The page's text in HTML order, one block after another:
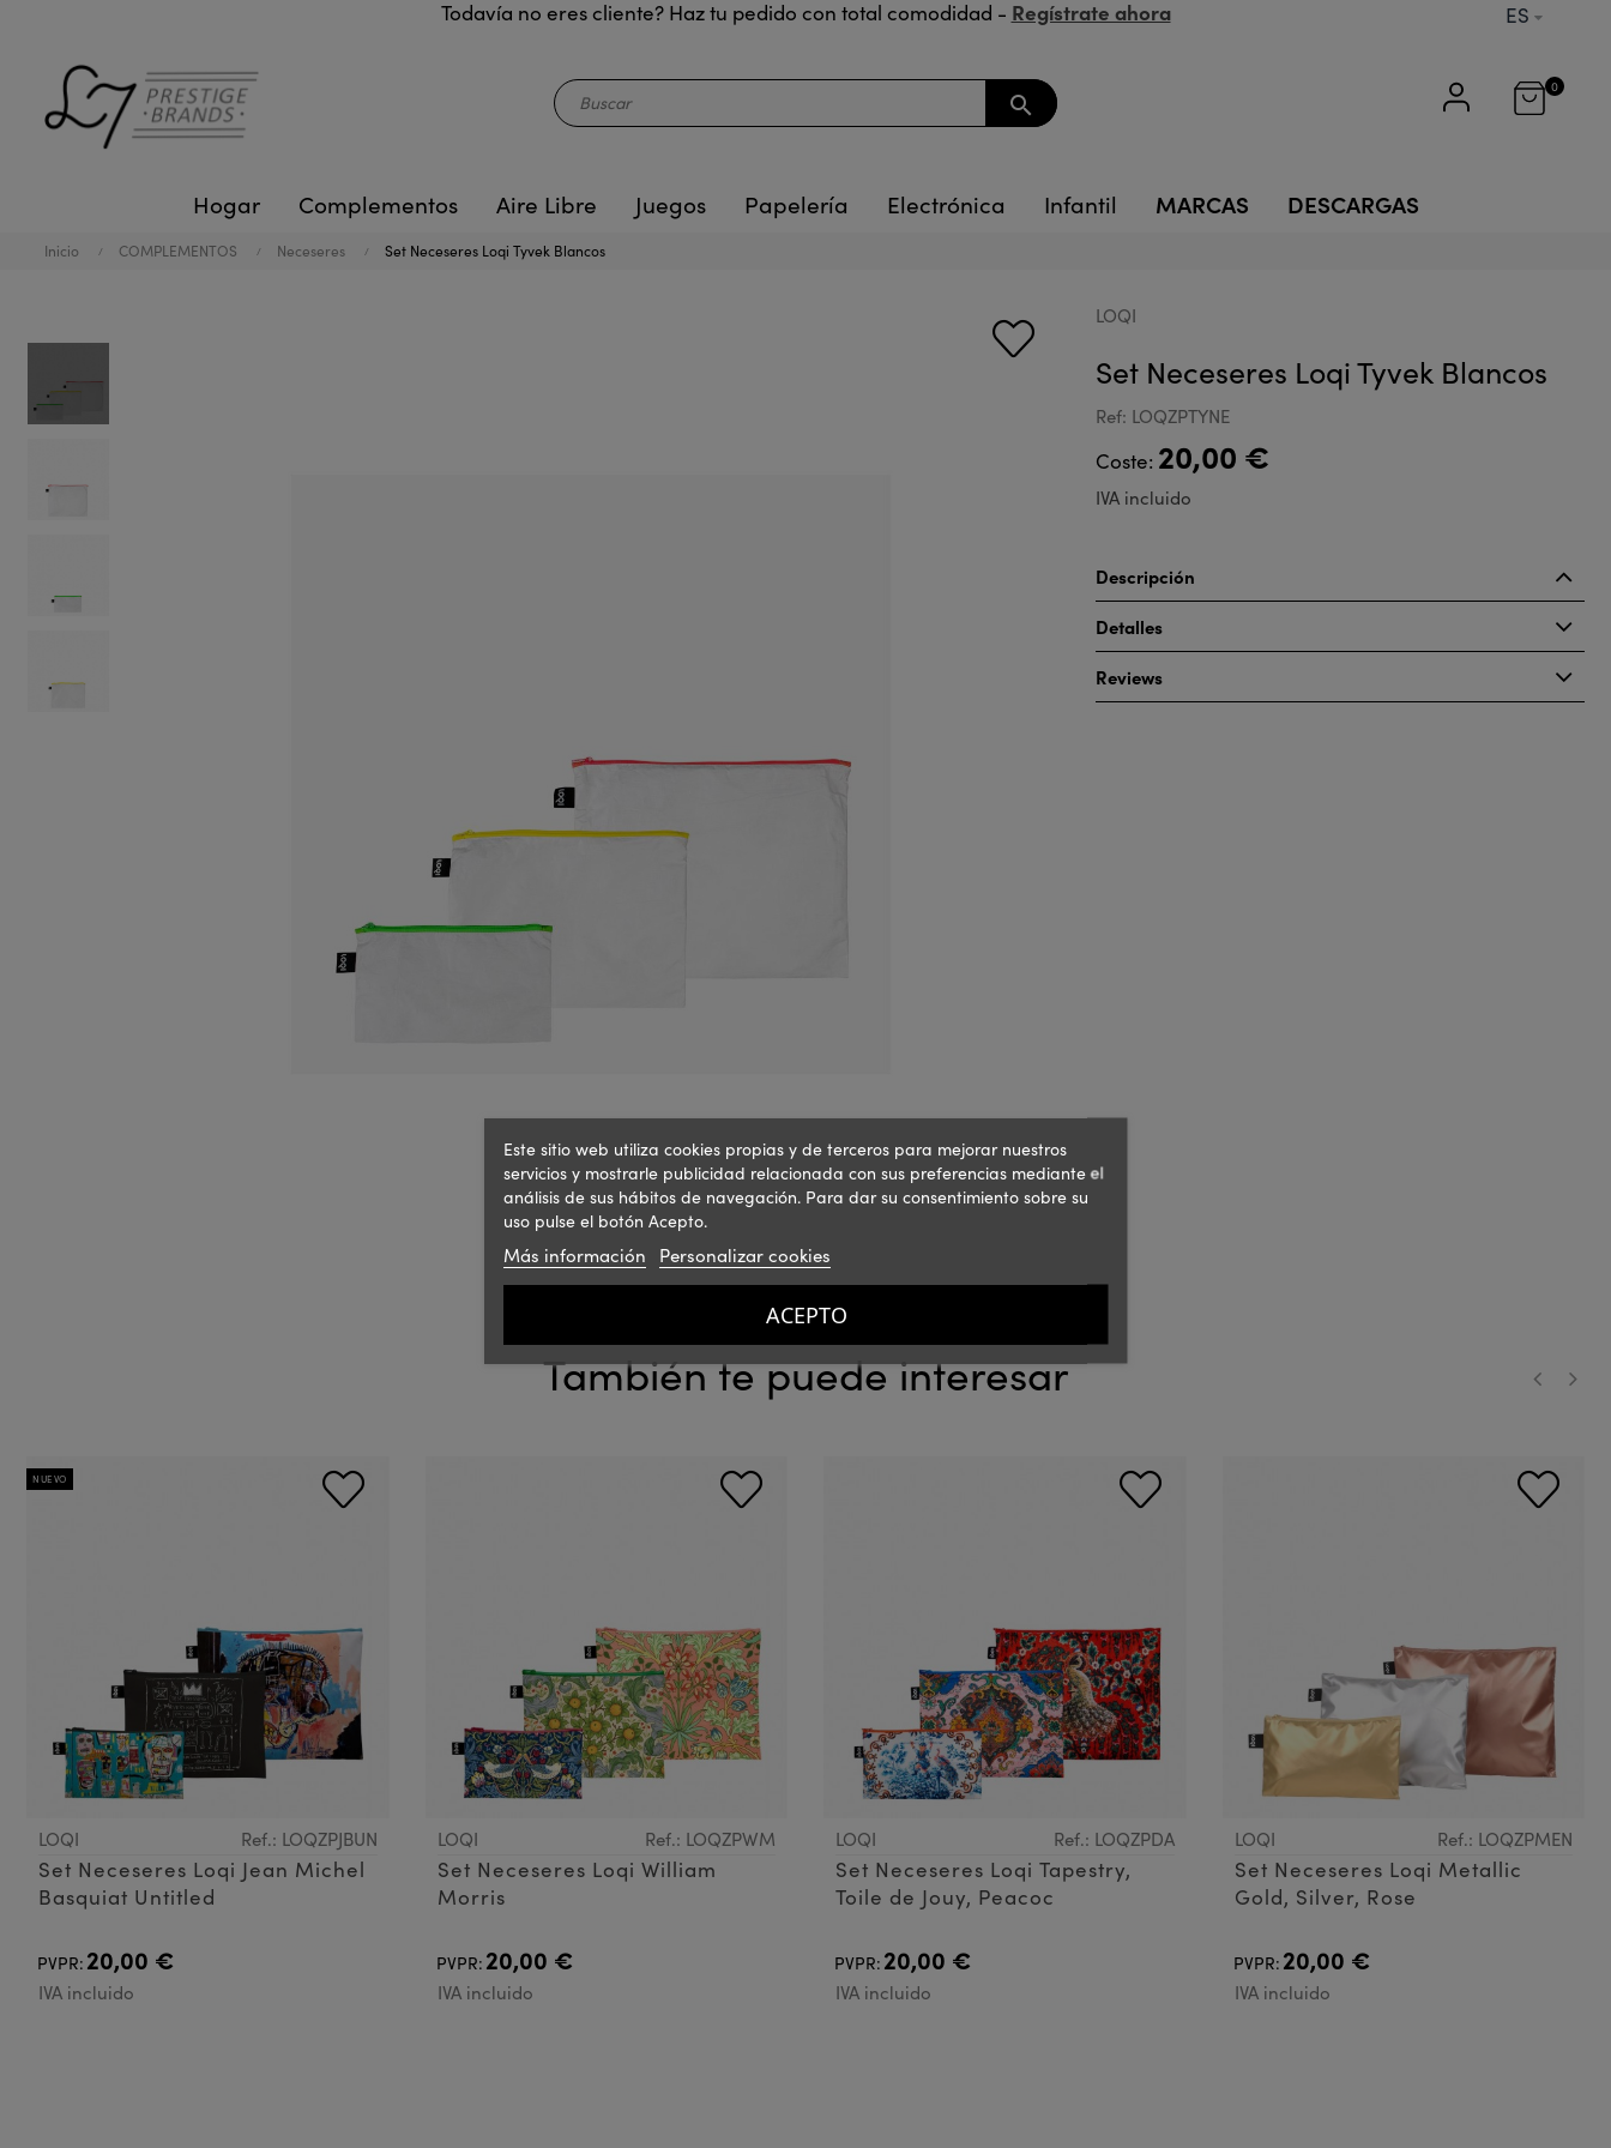
Todavía no eres cliente? Haz tu pedido con total comodidad - Regístrate ahora ES
search
0
Hogar Complementos Aire Libre Juegos Papelería Electrónica Infantil MARCAS DESCARGAS
Inicio COMPLEMENTOS Neceseres Set Neceseres Loqi Tyvek Blancos
LOQI
Set Neceseres Loqi Tyvek Blancos
Ref: LOQZPTYNE
Coste: 20,00 €
IVA incluido
Descripción
Detalles
Reviews
También te puede interesar
NUEVO
LOQI Ref.: LOQZPJBUN
Set Neceseres Loqi Jean Michel
Basquiat Untitled
PVPR: 20,00 €
IVA incluido
LOQI Ref.: LOQZPWM
Set Neceseres Loqi William
Morris
PVPR: 20,00 €
IVA incluido
LOQI Ref.: LOQZPDA
Set Neceseres Loqi Tapestry,
Toile de Jouy, Peacoc
PVPR: 20,00 €
IVA incluido
LOQI Ref.: LOQZPMEN
Set Neceseres Loqi Metallic
Gold, Silver, Rose
PVPR: 20,00 €
IVA incluido
Este sitio web utiliza cookies propias y de terceros para mejorar nuestros
servicios y mostrarle publicidad relacionada con sus preferencias mediante el
análisis de sus hábitos de navegación. Para dar su consentimiento sobre su
uso pulse el botón Acepto.
Más información Personalizar cookies
ACEPTO